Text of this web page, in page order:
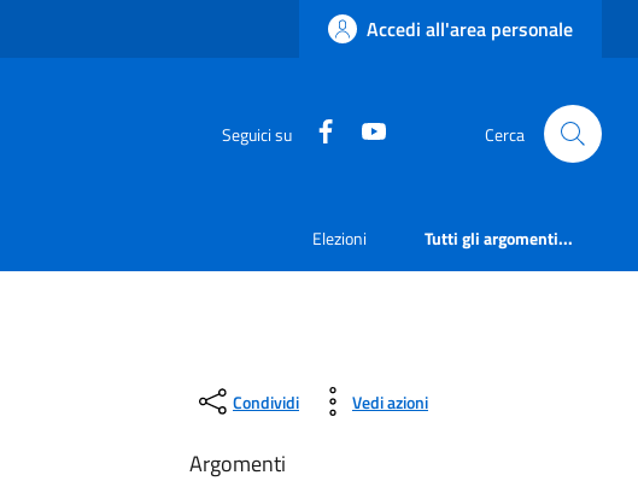
Accedi all'area personale
Seguici su Facebook Cerca
Elezioni Tutti gli argomenti...
Condividi Vedi azioni
Argomenti